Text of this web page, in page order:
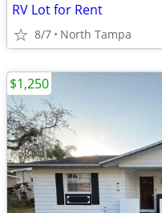
RV Lot for Rent
8/7 North Tampa
$1,250